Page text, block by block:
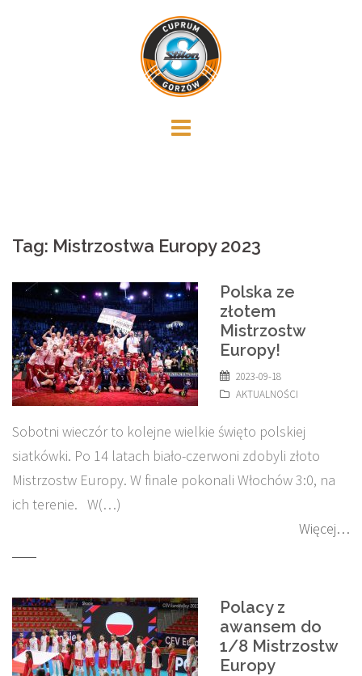
Tag: Mistrzostwa Europy 2023
Polska ze
złotem
Mistrzostw
Europy!
2023-09-18
AKTUALNOŚCI
Sobotni wieczór to kolejne wielkie święto polskiej
siatkówki. Po 14 latach biało-czerwoni zdobyli złoto
Mistrzostw Europy. W finale pokonali Włochów 3:0, na
ich terenie. W(…)
Więcej…
Polacy z
awansem do
1/8 Mistrzostw
Europy